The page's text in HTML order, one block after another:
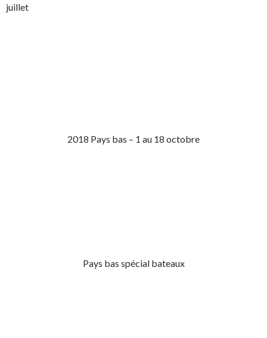
juillet
2018 Pays bas – 1 au 18 octobre
Pays bas spécial bateaux